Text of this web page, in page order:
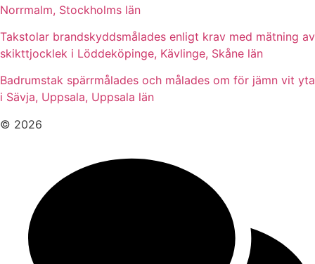
Norrmalm, Stockholms län
Takstolar brandskyddsmålades enligt krav med mätning av
skikttjocklek i Löddeköpinge, Kävlinge, Skåne län
Badrumstak spärrmålades och målades om för jämn vit yta
i Sävja, Uppsala, Uppsala län
© 2026